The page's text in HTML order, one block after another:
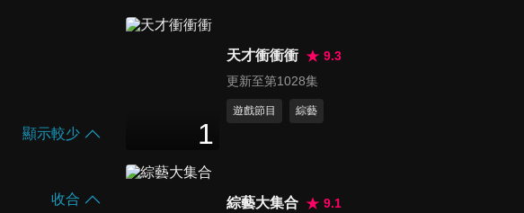
顯示較少
收合
第869集 BTOB李昌燮 2025台
5分鐘
1
天才衝衝衝
9.3
更新至第1028集
遊戲節目 綜藝
綜藝大集合
9.1